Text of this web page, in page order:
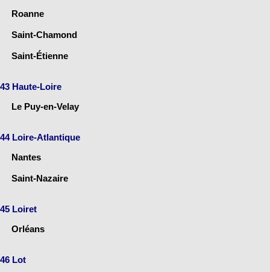
Roanne
Saint-Chamond
Saint-Étienne
43 Haute-Loire
Le Puy-en-Velay
44 Loire-Atlantique
Nantes
Saint-Nazaire
45 Loiret
Orléans
46 Lot